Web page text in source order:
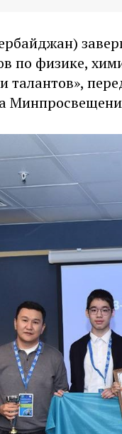
по физике,
талантов»,